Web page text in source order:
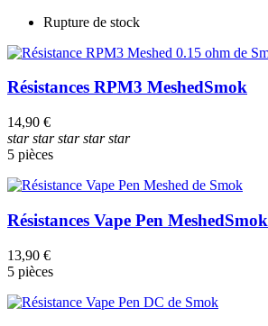
Rupture de stock
Résistances RPM3 MeshedSmok
14,90 €
starstarstarstarstar
5 pièces
Résistances Vape Pen MeshedSmok
13,90 €
5 pièces